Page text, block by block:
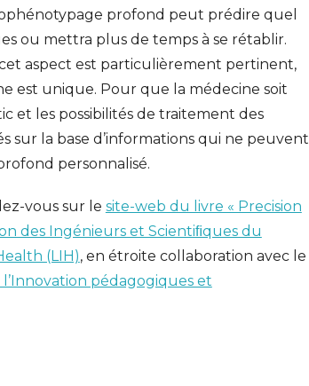
profond peut prédire quel
ou mettra plus de temps à se rétablir.
aspect est particulièrement pertinent,
est unique. Pour que la médecine soit
et les possibilités de traitement des
sur la base d’informations qui ne peuvent
personnalisé.
vous sur le site-web du livre « Precision
des Ingénieurs et Scientiﬁques du
(LIH), en étroite collaboration avec le
pédagogiques et